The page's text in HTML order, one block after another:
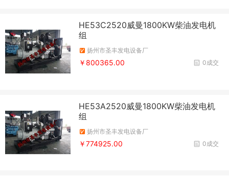
HE53C2520威曼1800KW柴油发电机
组
扬州市圣丰发电设备厂
0成交
￥800365.00
HE53A2520威曼1800KW柴油发电机
组
扬州市圣丰发电设备厂
0成交
￥774925.00